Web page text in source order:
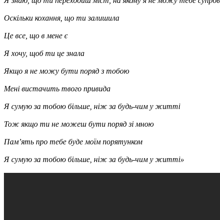
Оскільки кохання, що ти залишила
Це все, що в мене є
Я хочу, щоб ти це знала
Якщо я не можу бути поряд з тобою
Мені вистачить твого привида
Я сумую за тобою більше, ніж за будь-чим у житті
Тож якщо ти не можеш бути поряд зі мною
Пам’ять про тебе буде моїм порятунком
Я сумую за тобою більше, ніж за будь-чим у житті»